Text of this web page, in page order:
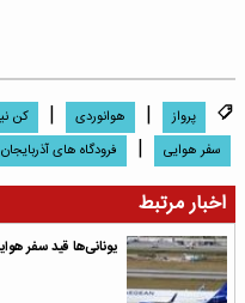
پرواز | هوانوردی | کن
سفر هوایی | فرودگاه های
اخبار مرتبط
یونانی‌ها قید سفر